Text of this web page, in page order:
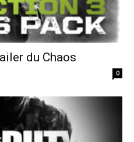
du Chaos
0